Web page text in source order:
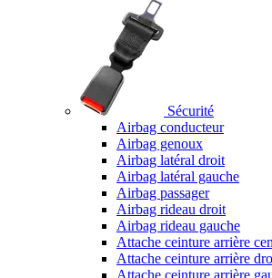
Sécurité
Airbag conducteur
Airbag genoux
Airbag latéral droit
Airbag latéral gauche
Airbag passager
Airbag rideau droit
Airbag rideau gauche
Attache ceinture arrière
Attache ceinture arrière
Attache ceinture arrière